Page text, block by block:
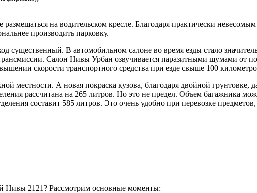
на водительском кресле. Благодаря практически
производить парковку.
существенный. В автомобильном салоне во время езды стало
Салон Нивы Урбан озвучивается паразитными шумами от
скорости транспортного средства при езде свыше 100
местности. А новая покраска кузова, благодаря двойной грунтовке,
рассчитана на 265 литров. Но это не предел. Объем багажника
составит 585 литров. Это очень удобно при перевозке
Нивы 2121? Рассмотрим основные моменты: